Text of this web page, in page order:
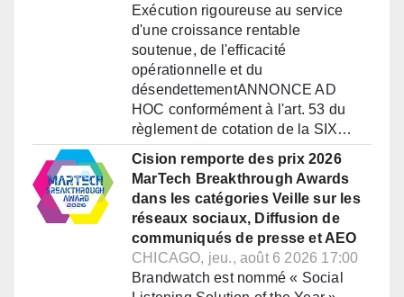
Exécution rigoureuse au service
d'une croissance rentable
soutenue, de l'efficacité
opérationnelle et du
désendettementANNONCE AD
HOC conformément à l'art. 53 du
règlement de cotation de la SIX…
Cision remporte des prix 2026
MarTech Breakthrough Awards
dans les catégories Veille sur les
réseaux sociaux, Diffusion de
communiqués de presse et AEO
CHICAGO, jeu., août 6 2026 17:00
Brandwatch est nommé « Social